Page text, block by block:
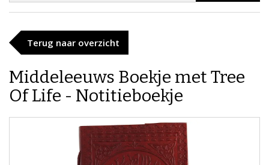
Terug naar overzicht
Middeleeuws Boekje met Tree
Of Life - Notitieboekje